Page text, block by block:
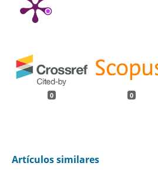
0 0
Artículos similares